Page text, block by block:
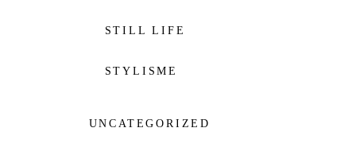
STILL LIFE
STYLISME
UNCATEGORIZED